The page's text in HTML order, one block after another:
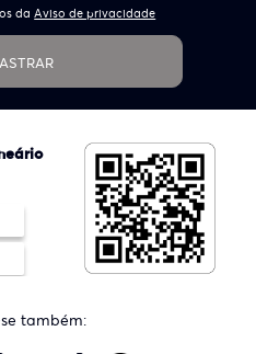
daAviso de privacidade
também: